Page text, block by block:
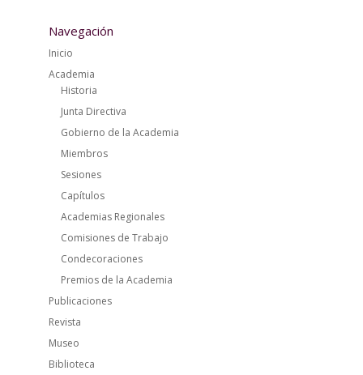
Navegación
Inicio
Academia
Historia
Junta Directiva
Gobierno de la Academia
Miembros
Sesiones
Capítulos
Academias Regionales
Comisiones de Trabajo
Condecoraciones
Premios de la Academia
Publicaciones
Revista
Museo
Biblioteca